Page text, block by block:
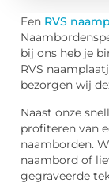
Een RVS
bij ons heb je
RVS
bezorgen wij
Naast onze
profiteren van
naamborden.
naambord of
gegraveerde